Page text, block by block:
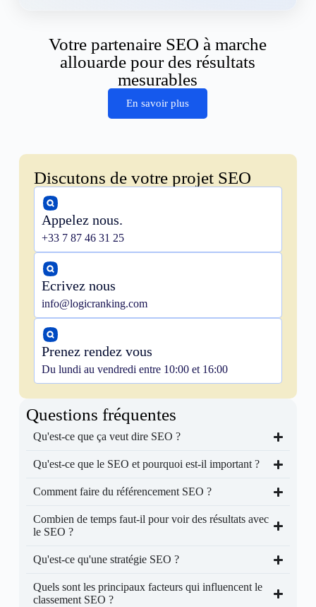
Votre partenaire SEO à marche
allouarde pour des résultats
mesurables
En savoir plus
Discutons de votre projet SEO
Appelez nous.
+33 7 87 46 31 25
Ecrivez nous
info@logicranking.com
Prenez rendez vous
Du lundi au vendredi entre 10:00 et 16:00
Questions fréquentes
Qu'est-ce que ça veut dire SEO ?
Qu'est-ce que le SEO et pourquoi est-il important ?
Comment faire du référencement SEO ?
Combien de temps faut-il pour voir des résultats avec
le SEO ?
Qu'est-ce qu'une stratégie SEO ?
Quels sont les principaux facteurs qui influencent le
classement SEO ?